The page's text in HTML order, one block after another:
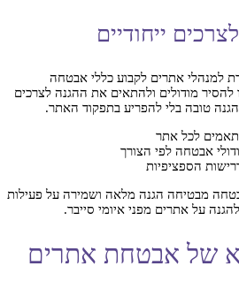
ייחודיים
למנהלי אתרים לקבוע כללי אבטחה
מודולים ולהתאים את ההגנה לצרכים
טובה בלי להפריע בתפקוד האתר.
לכל אתר
אבטחה לפי הצורך
הספציפיות
מבטיחה הגנה מלאה ושמירה על פעילות
על אתרים מפני איומי סייבר.
של אבטחת אתרים